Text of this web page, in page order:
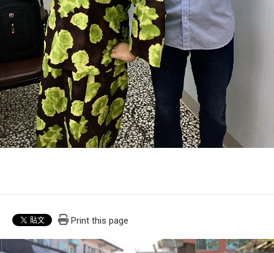
Print this page